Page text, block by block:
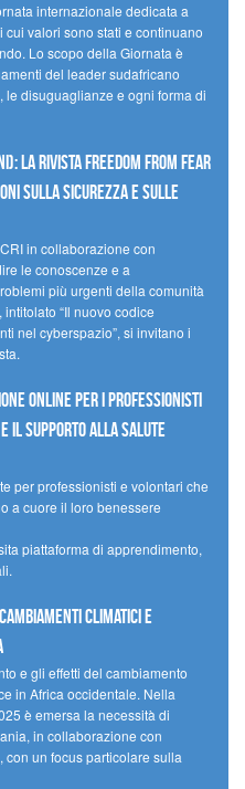
internazionale dedicata a
valori sono stati e continuano
Lo scopo della Giornata è
del leader sudafricano
le disuguaglianze e ogni forma di
la Rivista Freedom From Fear
sulla sicurezza e sulle
in collaborazione con
le conoscenze e a
più urgenti della comunità
“Il nuovo codice
nel cyberspazio”, si invitano i
online per i professionisti
e il supporto alla salute
per professionisti e volontari che
a cuore il loro benessere
piattaforma di apprendimento,
climatici e
e gli effetti del cambiamento
in Africa occidentale. Nella
è emersa la necessità di
in collaborazione con
con un focus particolare sulla